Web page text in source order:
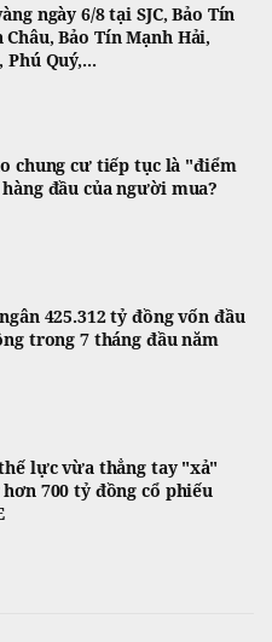
ngày 6/8 tại SJC, Bảo Tín
Châu, Bảo Tín Mạnh Hải,
Phú Quý,...
chung cư tiếp tục là "điểm
đầu của người mua?
425.312 tỷ đồng vốn đầu
trong 7 tháng đầu năm
lực vừa thẳng tay "xả"
700 tỷ đồng cổ phiếu